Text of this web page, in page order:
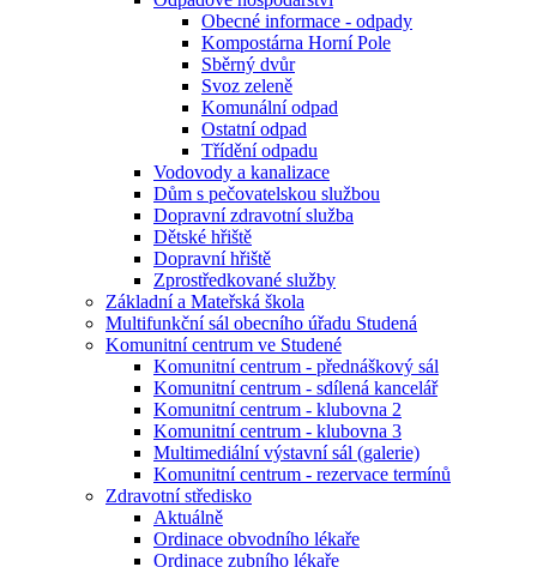
Obecné informace - odpady
Kompostárna Horní Pole
Sběrný dvůr
Svoz zeleně
Komunální odpad
Ostatní odpad
Třídění odpadu
Vodovody a kanalizace
Dům s pečovatelskou službou
Dopravní zdravotní služba
Dětské hřiště
Dopravní hřiště
Zprostředkované služby
Základní a Mateřská škola
Multifunkční sál obecního úřadu Studená
Komunitní centrum ve Studené
Komunitní centrum - přednáškový sál
Komunitní centrum - sdílená kancelář
Komunitní centrum - klubovna 2
Komunitní centrum - klubovna 3
Multimediální výstavní sál (galerie)
Komunitní centrum - rezervace termínů
Zdravotní středisko
Aktuálně
Ordinace obvodního lékaře
Ordinace zubního lékaře